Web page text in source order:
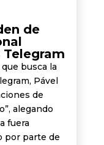
de
busca la
Pável
de
alegando
fuera
por parte de